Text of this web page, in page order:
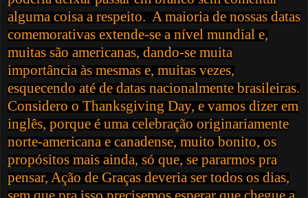
alguma coisa a respeito. A maioria de nossas datas
comemorativas extende-se a nível mundial e,
muitas são americanas, dando-se muita
importância às mesmas e, muitas vezes,
esquecendo até de datas nacionalmente brasileiras.
Considero o Thanksgiving Day, e vamos dizer em
inglês, porque é uma celebração originariamente
norte-americana e canadense, muito bonito, os
propósitos mais ainda, só que, se pararmos pra
pensar, Ação de Graças deveria ser todos os dias,